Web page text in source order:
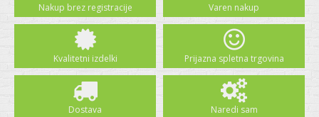
Nakup brez registracije Varen nakup
Kvalitetni izdelki Prijazna spletna trgovina
Dostava Naredi sam